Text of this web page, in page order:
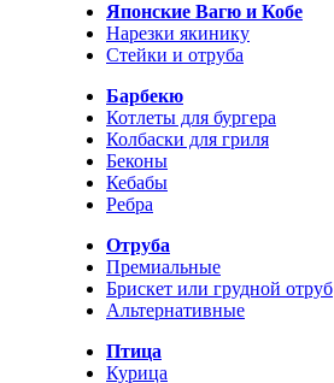
Японские Вагю и Кобе
Нарезки якинику
Стейки и отруба
Барбекю
Котлеты для бургера
Колбаски для гриля
Беконы
Кебабы
Ребра
Отруба
Премиальные
Брискет или грудной отруб
Альтернативные
Птица
Курица